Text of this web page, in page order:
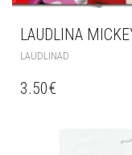
LAUDLINA
LAUDLINAD
3.50€